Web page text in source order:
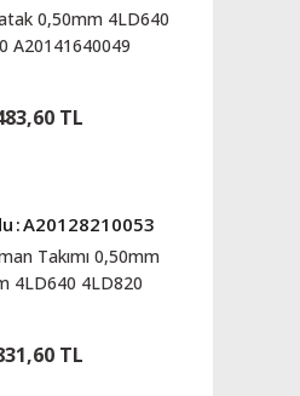
0,50mm 4LD640
A20141640049
TL
:A20128210053
Takımı 0,50mm
4LD640 4LD820
TL